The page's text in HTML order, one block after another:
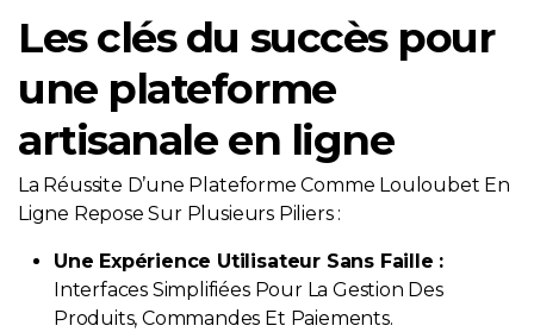
Les clés du succès pour
une plateforme
artisanale en ligne
La Réussite D’une Plateforme Comme Louloubet En
Ligne Repose Sur Plusieurs Piliers :
Une Expérience Utilisateur Sans Faille :
Interfaces Simplifiées Pour La Gestion Des
Produits, Commandes Et Paiements.